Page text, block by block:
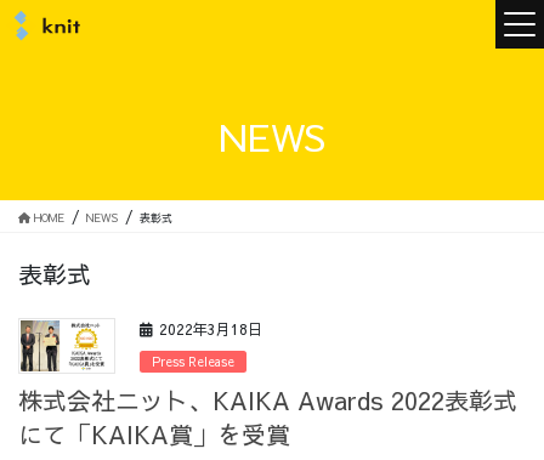
メンバー
NEWS
HOME NEWS 表彰式
表彰式
2022年3月18日
Press Release
株式会社ニット、KAIKA Awards 2022表彰式
にて「KAIKA賞」を受賞